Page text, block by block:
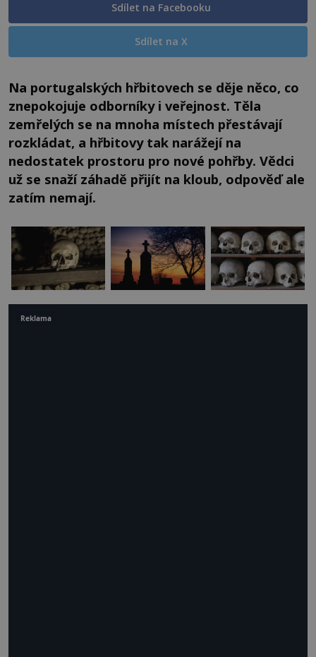
Sdílet na Facebooku
Sdílet na X
Na portugalských hřbitovech se děje něco, co
znepokojuje odborníky i veřejnost. Těla
zemřelých se na mnoha místech přestávají
rozkládat, a hřbitovy tak narážejí na
nedostatek prostoru pro nové pohřby. Vědci
už se snaží záhadě přijít na kloub, odpověď ale
zatím nemají.
Reklama